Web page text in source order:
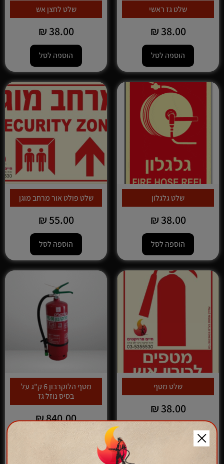
שלט גז ראשי
38.00
₪
הוספה לסל
שלט לחצן אש
38.00
₪
הוספה לסל
שלט גלגלון
38.00
₪
הוספה לסל
שלט פולט אור מרחב מוגן
55.00
₪
הוספה לסל
שלט מטף
38.00
₪
הוספה לסל
מטף הלוקרבון 6 ק"ג על
בסיס נוזל גז
840.00
₪
בסיס נוזל גז המתאים לתקשורת